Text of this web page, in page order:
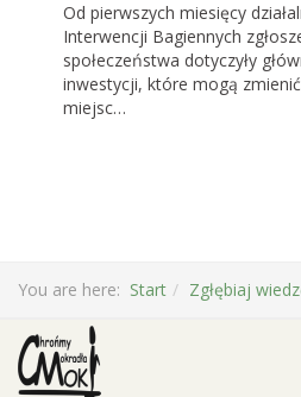
Od pierwszych miesięcy
Interwencji Bagiennych
społeczeństwa dotyczyły
inwestycji, które mogą
miejsc…
You are here: Start Zgłębiaj